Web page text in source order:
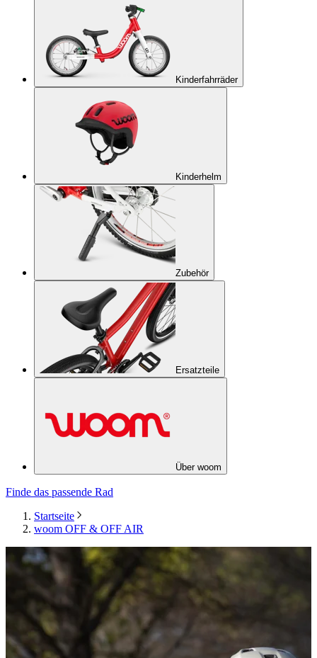
Kinderfahrräder
Kinderhelm
Zubehör
Ersatzteile
Über woom
Finde das passende Rad
Startseite
woom OFF & OFF AIR